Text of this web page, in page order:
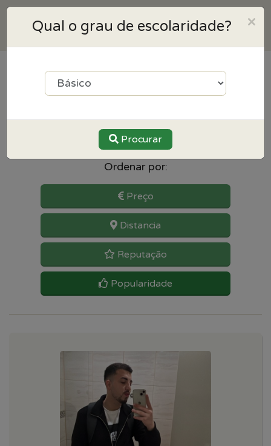
resultados para Francês
Ordenar por:
Preço
Distancia
Reputação
Popularidade
×
Qual o grau de escolaridade?
Procurar